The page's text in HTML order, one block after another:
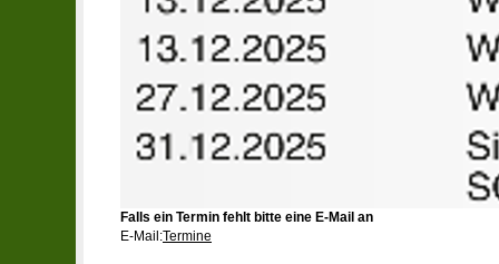
Falls ein Termin fehlt bitte eine E-Mail an
E-Mail:Termine